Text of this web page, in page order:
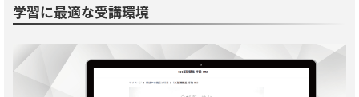
学習に最適な受講環境